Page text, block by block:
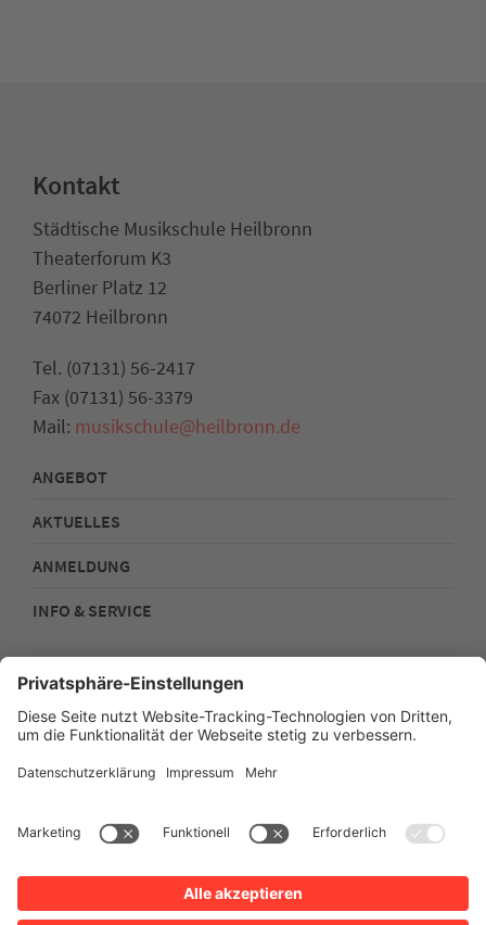
Kontakt
Städtische Musikschule Heilbronn
Theaterforum K3
Berliner Platz 12
74072 Heilbronn
Tel. (07131) 56-2417
Fax (07131) 56-3379
Mail: musikschule@heilbronn.de
ANGEBOT
AKTUELLES
ANMELDUNG
INFO & SERVICE
Kontakt
Impressum
Datenschutz
Sitemap
Stadtplan